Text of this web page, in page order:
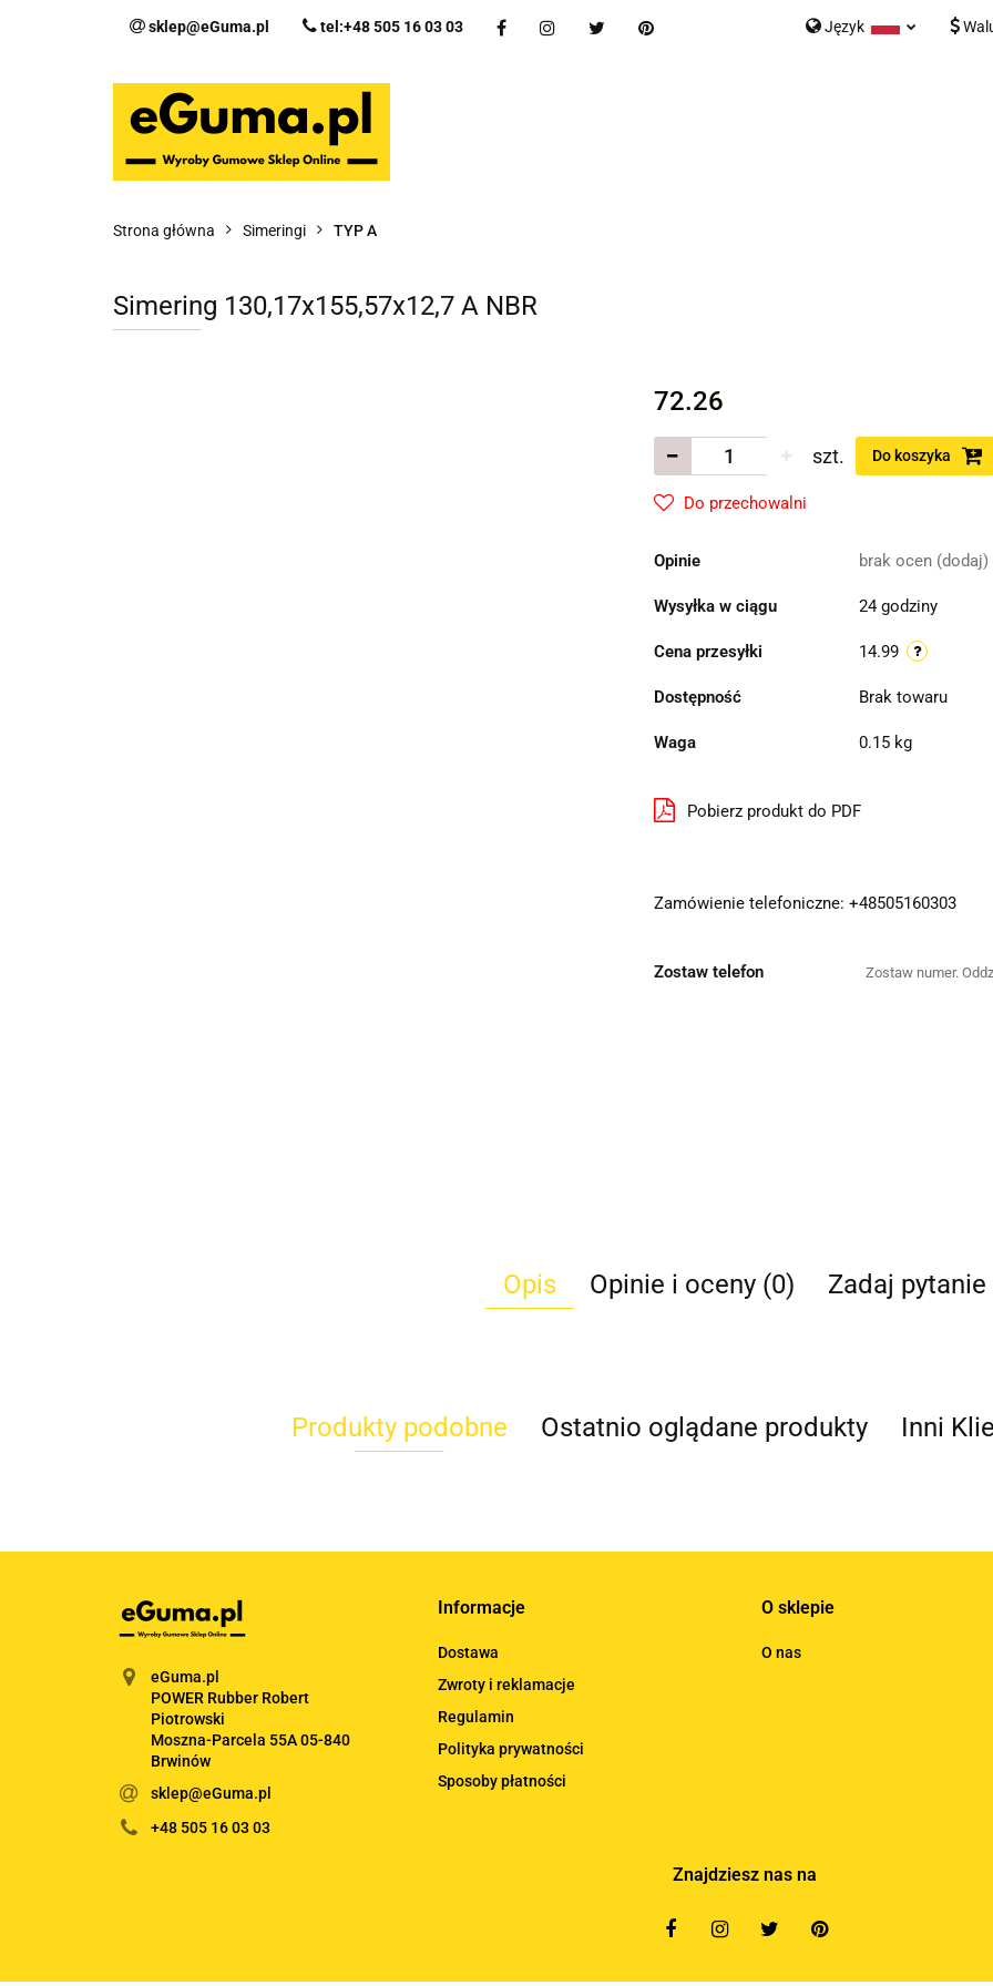
sklep@eGuma.pl tel:+48 505 16 03 03 Język
Kategorie Nowości Bestsellery Kontakt Formularz
Strona główna Simeringi TYP A
Simering 130,17x155,57x12,7 A NBR
72.26
szt. Do koszyka
Do przechowalni
Opinie brak ocen (dodaj)
Wysyłka w ciągu 24 godziny
Cena przesyłki 14.99
Dostępność Brak towaru
Waga 0.15 kg
Pobierz produkt do PDF
Zamówienie telefoniczne: +48505160303
Zostaw telefon
Opis Opinie i oceny (0) Zadaj pytanie
Produkty podobne Ostatnio oglądane produkty Inni
eGuma.pl
POWER Rubber Robert
Piotrowski
Moszna-Parcela 55A 05-840
Brwinów
sklep@eGuma.pl
+48 505 16 03 03
Informacje
Dostawa
Zwroty i reklamacje
Regulamin
Polityka prywatności
Sposoby płatności
O sklepie
O nas
Znajdziesz nas na